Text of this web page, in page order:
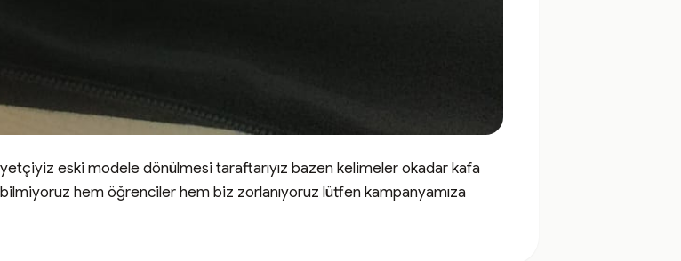
eski modele dönülmesi taraftarıyız bazen kelimeler okadar kafa
bilmiyoruz hem öğrenciler hem biz zorlanıyoruz lütfen kampanyamıza